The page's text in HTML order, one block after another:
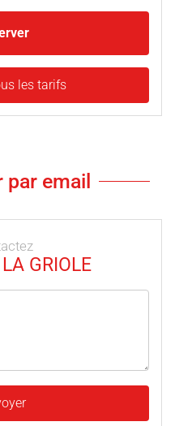
les tarifs
email
GRIOLE